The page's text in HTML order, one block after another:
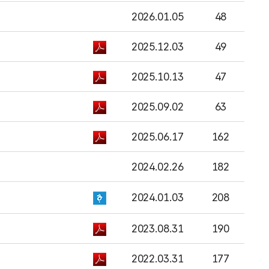
2026.01.05 48
2025.12.03 49
2025.10.13 47
2025.09.02 63
2025.06.17 162
2024.02.26 182
2024.01.03 208
2023.08.31 190
2022.03.31 177